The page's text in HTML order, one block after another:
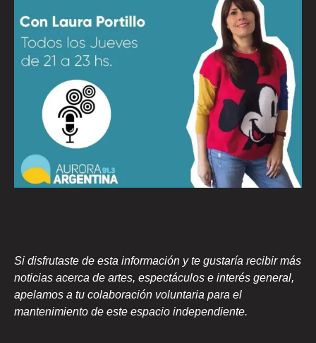
Si disfrutaste de esta información y te gustaría recibir más
noticias acerca de artes, espectáculos e interés general,
apelamos a tu colaboración voluntaria para el
mantenimiento de este espacio independiente.